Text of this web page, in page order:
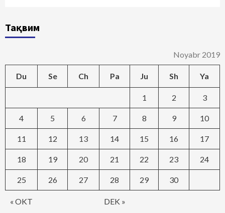
Тақвим
Noyabr 2019
Du Se Ch Pa Ju Sh Ya
« OKT DEK »
1 2 3
4 5 6 7 8 9 10
11 12 13 14 15 16 17
18 19 20 21 22 23 24
25 26 27 28 29 30